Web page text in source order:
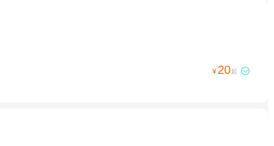
¥ 20起 